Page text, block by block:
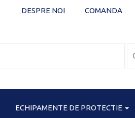
DESPRE NOI COMANDA
ECHIPAMENTE DE PROTECTIE